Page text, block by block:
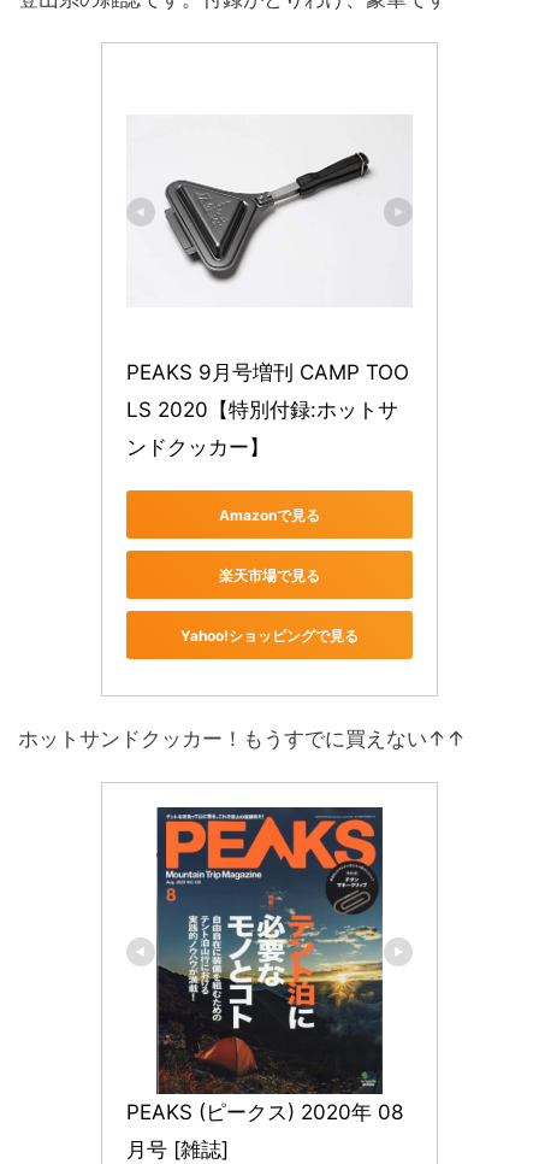
PEAKS 9月号増刊 CAMP TOO
LS 2020【特別付録:ホットサ
ンドクッカー】
Amazonで見る
楽天市場で見る
Yahoo!ショッピングで見る
ホットサンドクッカー！もうすでに買えない↑↑
PEAKS (ピークス) 2020年 08
月号 [雑誌]